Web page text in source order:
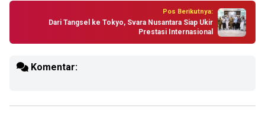
Pos Berikutnya:
Dari Tangsel ke Tokyo, Svara Nusantara Siap Ukir
Prestasi Internasional
Komentar: